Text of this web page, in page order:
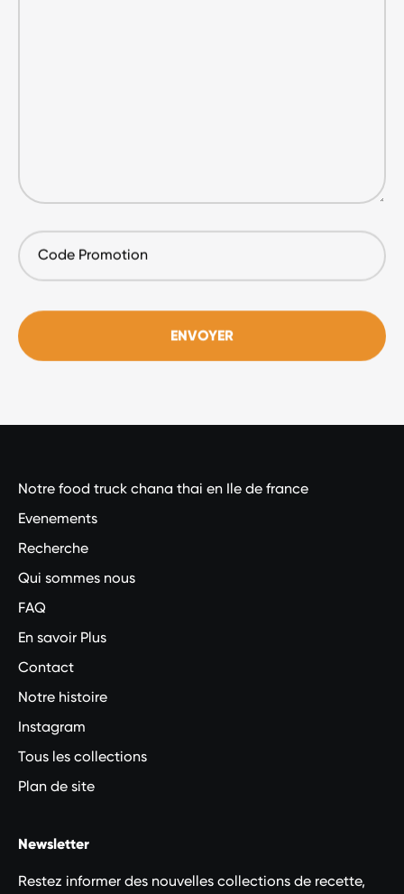
Code
Promotion
ENVOYER
Notre food truck chana thai en Ile de france
Evenements
Recherche
Qui sommes nous
FAQ
En savoir Plus
Contact
Notre histoire
Instagram
Tous les collections
Plan de site
Newsletter
Restez informer des nouvelles collections de recette,